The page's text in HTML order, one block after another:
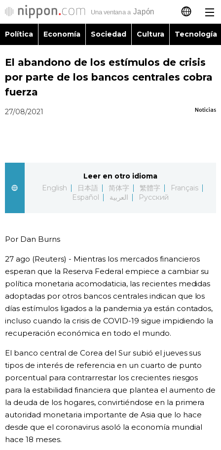
日本語
English
Русский
Política
Vida
Guía de Japón
Vídeos e imágenes
En profundidad
Más
Noticias
Datos de Japón
Fragmentos de Japón
official SNS
Política Economía Sociedad Cultura Tecnología
El abandono de los estímulos de crisis
por parte de los bancos centrales cobra
fuerza
Noticias
27/08/2021
Leer en otro idioma
English
日本語 简体字 繁體字
Français
Español
العربية Русский
Por Dan Burns
27 ago (Reuters) - Mientras los mercados financieros
esperan que la Reserva Federal empiece a cambiar su
política monetaria acomodaticia, las recientes medidas
adoptadas por otros bancos centrales indican que los
días estímulos ligados a la pandemia ya están contados,
incluso cuando la crisis de COVID-19 sigue impidiendo la
recuperación económica en todo el mundo.
El banco central de Corea del Sur subió el jueves sus
tipos de interés de referencia en un cuarto de punto
porcentual para contrarrestar los crecientes riesgos
para la estabilidad financiera que plantea el aumento de
la deuda de los hogares, convirtiéndose en la primera
autoridad monetaria importante de Asia que lo hace
desde que el coronavirus asoló la economía mundial
hace 18 meses.